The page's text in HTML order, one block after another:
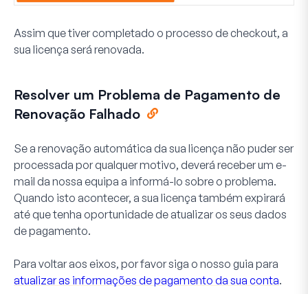
Assim que tiver completado o processo de checkout, a
sua licença será renovada.
Resolver um Problema de Pagamento de
Renovação Falhado
Se a renovação automática da sua licença não puder ser
processada por qualquer motivo, deverá receber um e-
mail da nossa equipa a informá-lo sobre o problema.
Quando isto acontecer, a sua licença também expirará
até que tenha oportunidade de atualizar os seus dados
de pagamento.
Para voltar aos eixos, por favor siga o nosso guia para
atualizar as informações de pagamento da sua conta.